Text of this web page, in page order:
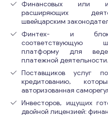
Отправьте нам
Финансовых или
расширяющих
швейцарским
Финтех- и
соответствующую
платформу для
платежной деятельности.
Поставщиков услуг
кредитованию,
авторизованная
Инвесторов, ищущих
двойной лицензией: